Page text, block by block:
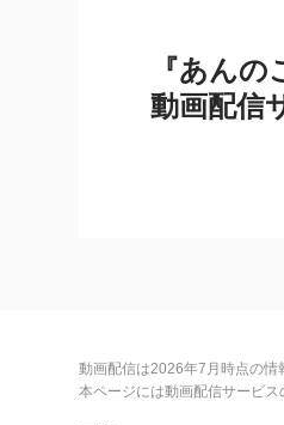
『あんの
動画配信
動画配信は2026年7月時点の情
本ページには動画配信サービス